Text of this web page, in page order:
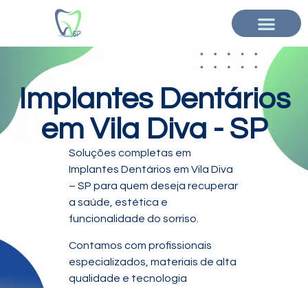
Implantes Dentários
em Vila Diva - SP
Soluções completas em
Implantes Dentários em Vila Diva
– SP para quem deseja recuperar
a saúde, estética e
funcionalidade do sorriso.
Contamos com profissionais
especializados, materiais de alta
qualidade e tecnologia